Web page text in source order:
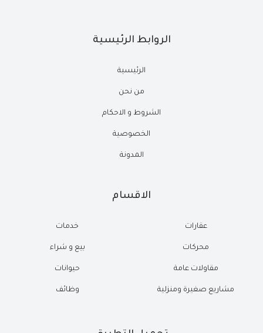
الروابط الرئيسية
الرئيسية
من نحن
الشروط و الاحكام
الخصوصية
المدونة
الاقسام
عقارات
محركات
مقاولات عامة
مشاريع صغيرة ومنزلية
خدمات
بيع و شراء
حيوانات
وظائف